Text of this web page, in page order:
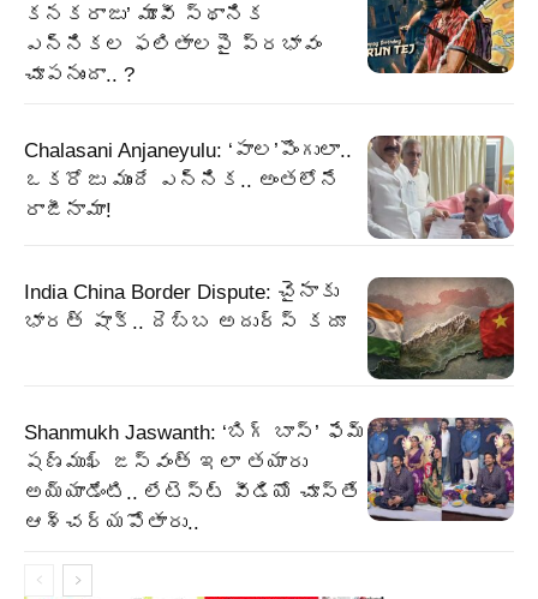
కనకరాజు’ మూవీ స్థానిక
ఎన్నికల ఫలితాలపై ప్రభావం
చూపనుందా.. ?
Chalasani Anjaneyulu: ‘పాల’పొంగులా..
ఒకరోజు ముందే ఎన్నిక.. అంతలోనే
రాజీనామా!
India China Border Dispute: చైనాకు
భారత్ షాక్‌.. దెబ్బ అదుర్స్ కదూ
Shanmukh Jaswanth: ‘బిగ్ బాస్’ ఫేమ్
షణ్ముఖ్ జస్వంత్ ఇలా తయారు
అయ్యాడేంటి.. లేటెస్ట్ వీడియో చూస్తే
ఆశ్చర్యపోతారు..